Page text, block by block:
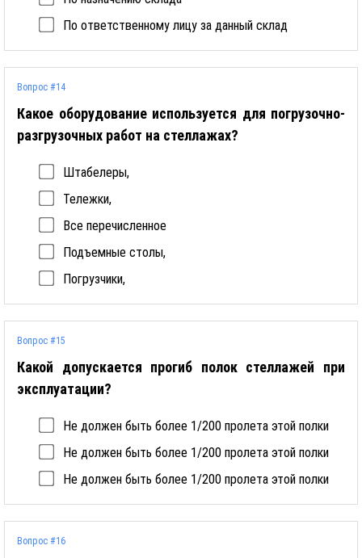
По ответственному лицу за данный склад
Вопрос #14
Какое оборудование используется для погрузочно-
разгрузочных работ на стеллажах?
Штабелеры,
Тележки,
Все перечисленное
Подъемные столы,
Погрузчики,
Вопрос #15
Какой допускается прогиб полок стеллажей при
эксплуатации?
Не должен быть более 1/200 пролета этой полки
Не должен быть более 1/200 пролета этой полки
Не должен быть более 1/200 пролета этой полки
Вопрос #16